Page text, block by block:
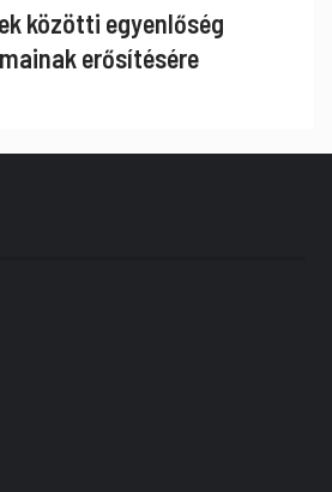
közötti egyenlőség
erősítésére